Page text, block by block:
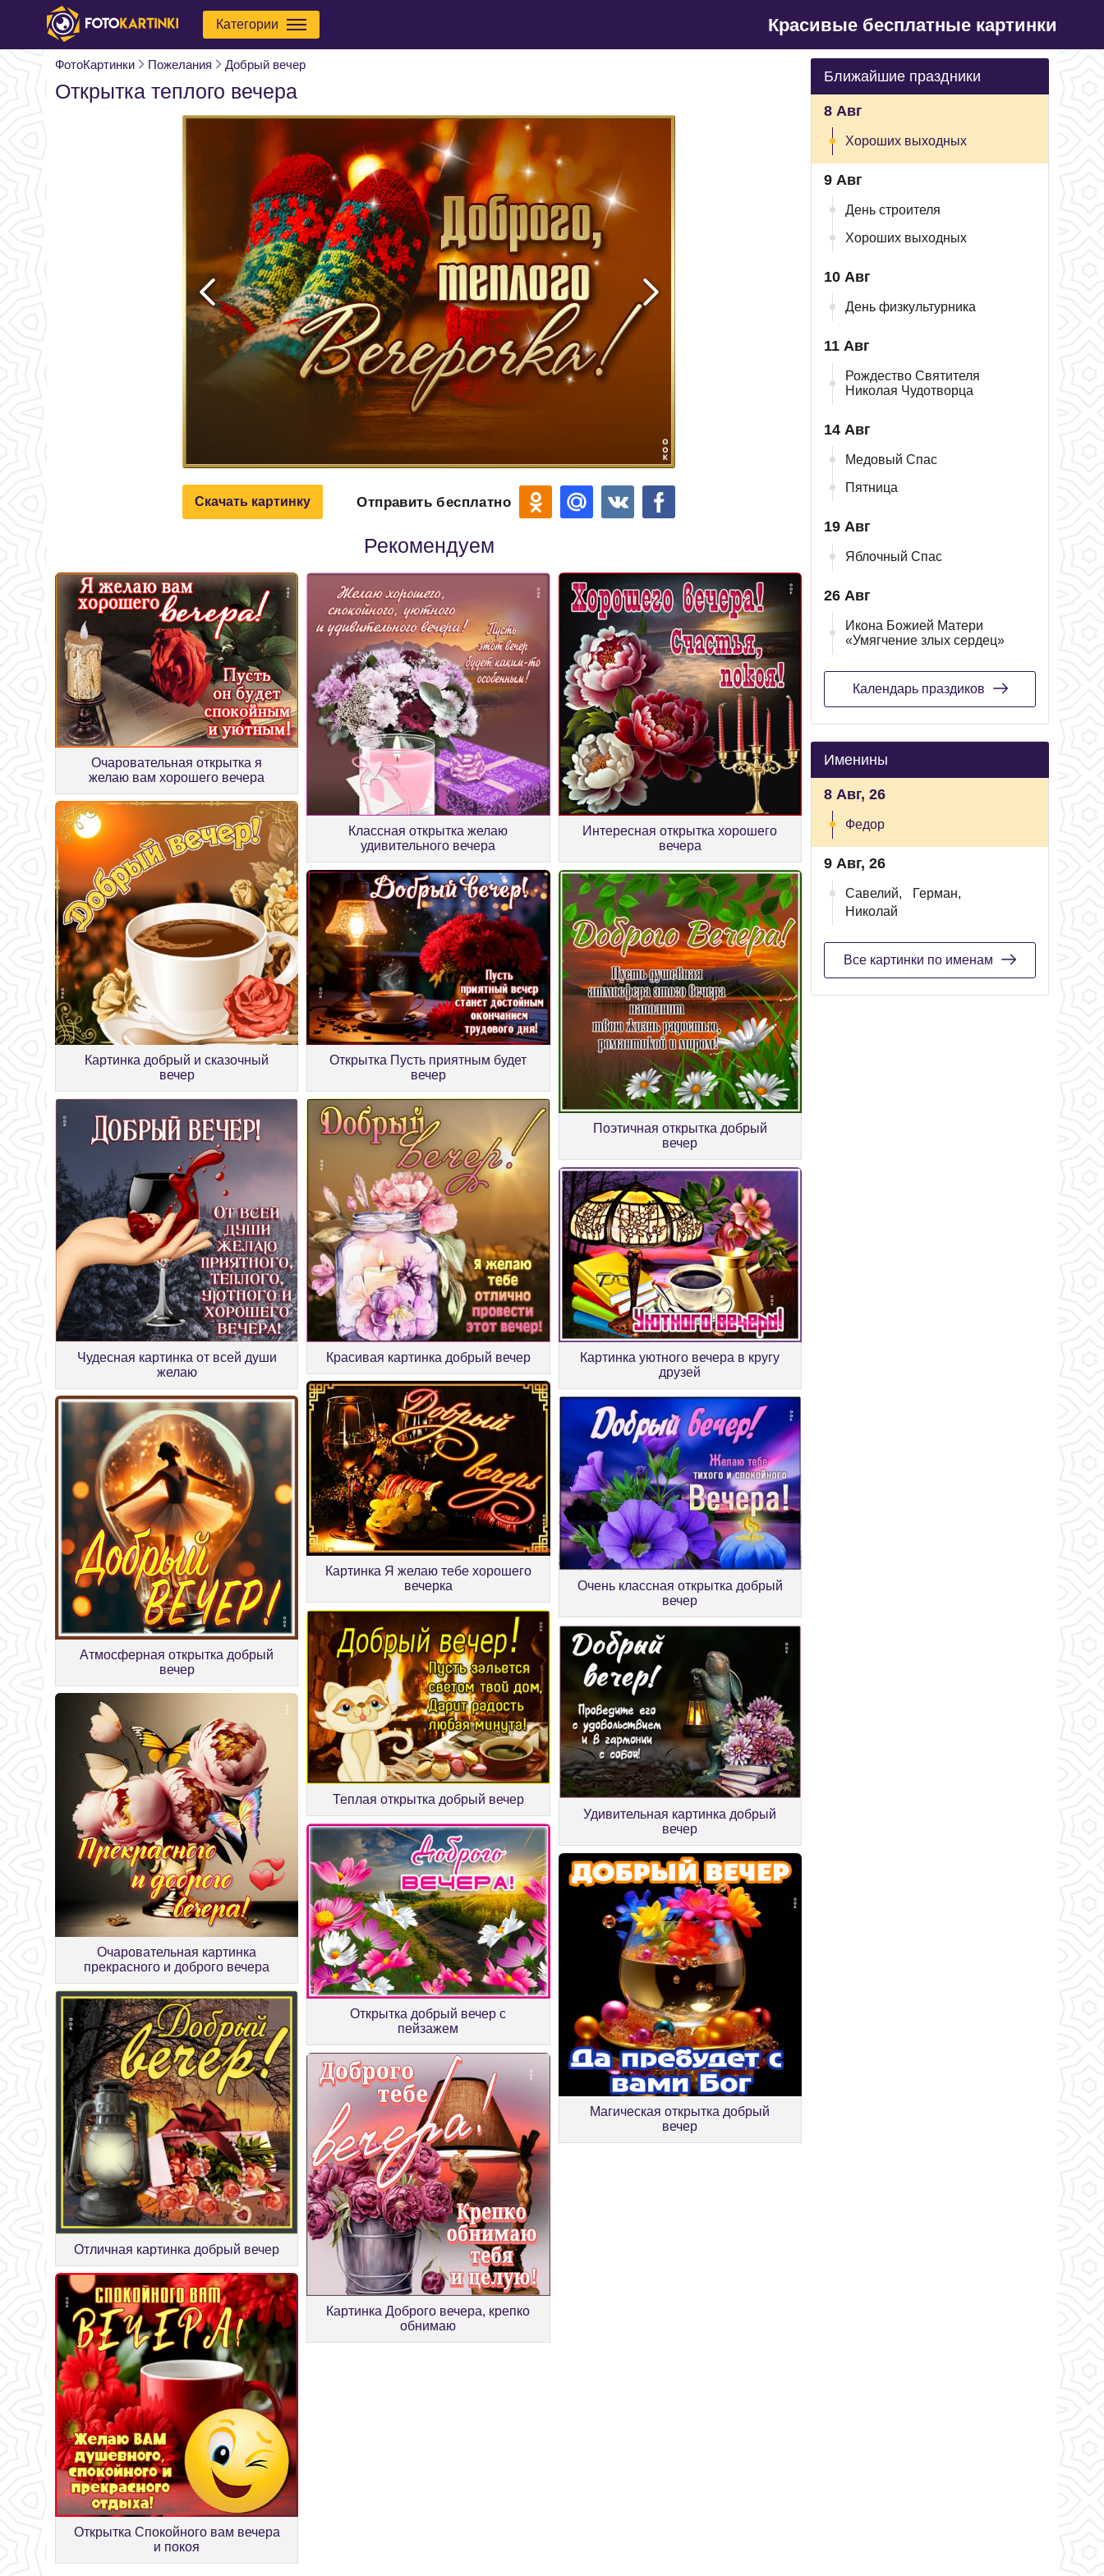
Категории Красивые бесплатные картинки
ФотоКартинки Пожелания Добрый вечер
Открытка теплого вечера
Скачать картинку Отправить бесплатно
Рекомендуем
Очаровательная открытка я
желаю вам хорошего вечера
Классная открытка желаю
удивительного вечера
Интересная открытка хорошего
вечера
Картинка добрый и сказочный
вечер
Открытка Пусть приятным будет
вечер
Поэтичная открытка добрый
вечер
Чудесная картинка от всей души
желаю
Красивая картинка добрый вечер
Картинка уютного вечера в кругу
друзей
Атмосферная открытка добрый
вечер
Картинка Я желаю тебе хорошего
вечерка
Очень классная открытка добрый
вечер
Очаровательная картинка
прекрасного и доброго вечера
Теплая открытка добрый вечер
Удивительная картинка добрый
вечер
Отличная картинка добрый вечер
Открытка добрый вечер с
пейзажем
Магическая открытка добрый
вечер
Открытка Спокойного вам вечера
и покоя
Картинка Доброго вечера, крепко
обнимаю
Ближайшие праздники
8 Авг
Хороших выходных
9 Авг
День строителя
Хороших выходных
10 Авг
День физкультурника
11 Авг
Рождество Святителя
Николая Чудотворца
14 Авг
Медовый Спас
Пятница
19 Авг
Яблочный Спас
26 Авг
Икона Божией Матери
«Умягчение злых сердец»
Календарь праздиков
Именины
8 Авг, 26
Федор
9 Авг, 26
Савелий,
Герман,
Николай
Все картинки по именам